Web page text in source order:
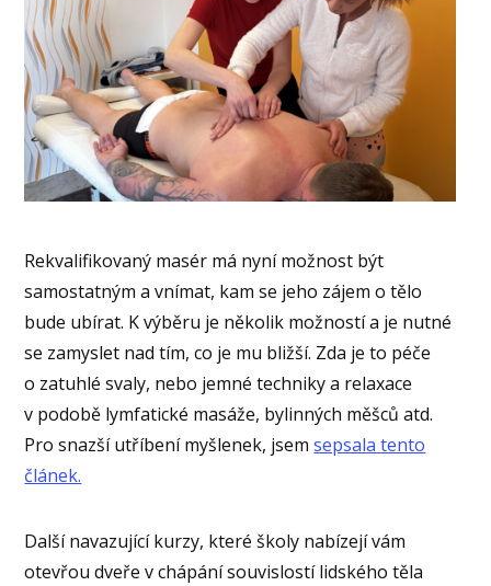
Rekvalifikovaný masér má nyní možnost být
samostatným a vnímat, kam se jeho zájem o tělo
bude ubírat. K výběru je několik možností a je nutné
se zamyslet nad tím, co je mu bližší. Zda je to péče
o zatuhlé svaly, nebo jemné techniky a relaxace
v podobě lymfatické masáže, bylinných měšců atd.
Pro snazší utříbení myšlenek, jsemsepsala tento
článek.
Další navazující kurzy, které školy nabízejí vám
otevřou dveře v chápání souvislostí lidského těla